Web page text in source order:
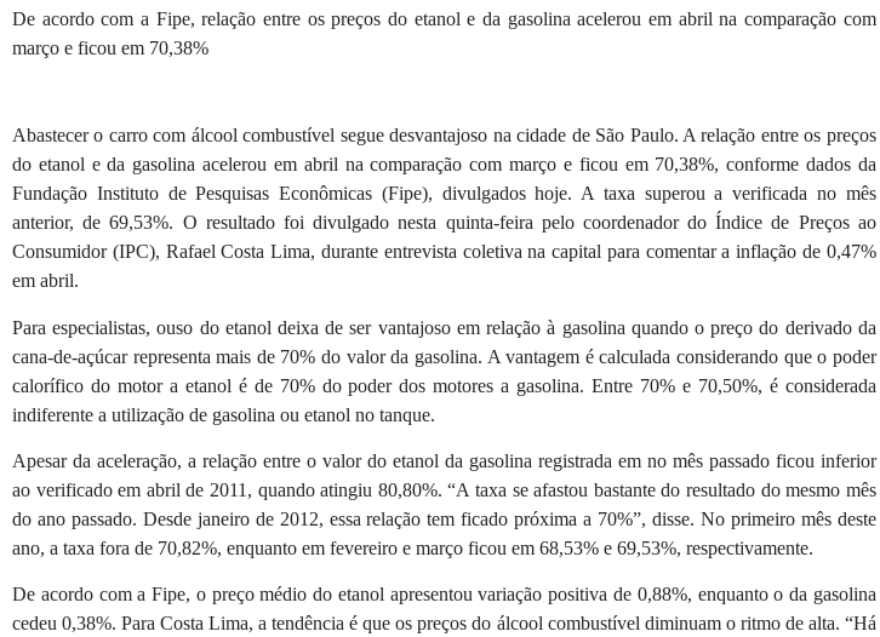
De acordo com a Fipe, relação entre os preços do etanol e da gasolina acelerou em abril na comparação com
março e ficou em 70,38%
Abastecer o carro com álcool combustível segue desvantajoso na cidade de São Paulo. A relação entre os preços
do etanol e da gasolina acelerou em abril na comparação com março e ficou em 70,38%, conforme dados da
Fundação Instituto de Pesquisas Econômicas (Fipe), divulgados hoje. A taxa superou a verificada no mês
anterior, de 69,53%. O resultado foi divulgado nesta quinta-feira pelo coordenador do Índice de Preços ao
Consumidor (IPC), Rafael Costa Lima, durante entrevista coletiva na capital para comentar a inflação de 0,47%
em abril.
Para especialistas, ouso do etanol deixa de ser vantajoso em relação à gasolina quando o preço do derivado da
cana-de-açúcar representa mais de 70% do valor da gasolina. A vantagem é calculada considerando que o poder
calorífico do motor a etanol é de 70% do poder dos motores a gasolina. Entre 70% e 70,50%, é considerada
indiferente a utilização de gasolina ou etanol no tanque.
Apesar da aceleração, a relação entre o valor do etanol da gasolina registrada em no mês passado ficou inferior
ao verificado em abril de 2011, quando atingiu 80,80%. “A taxa se afastou bastante do resultado do mesmo mês
do ano passado. Desde janeiro de 2012, essa relação tem ficado próxima a 70%”, disse. No primeiro mês deste
ano, a taxa fora de 70,82%, enquanto em fevereiro e março ficou em 68,53% e 69,53%, respectivamente.
De acordo com a Fipe, o preço médio do etanol apresentou variação positiva de 0,88%, enquanto o da gasolina
cedeu 0,38%. Para Costa Lima, a tendência é que os preços do álcool combustível diminuam o ritmo de alta. “Há